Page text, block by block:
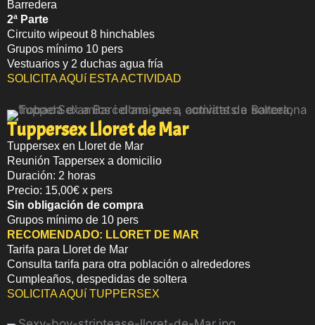
Barredera
2ª Parte
Circuito wipeout 8 hinchables
Grupos mínimo 10 pers
Vestuarios y 2 duchas agua fría
SOLICITA AQUí ESTA ACTIVIDAD
Tuppersex Lloret de Mar
Tuppersex en Lloret de Mar
Reunión Tappersex a domicilio
Duración: 2 horas
Precio: 15,00€ x pers
Sin obligación de compra
Grupos mínimo de 10 pers
RECOMENDADO: LLORET DE MAR
Tarifa para Lloret de Mar
Consulta tarifa para otra población o alrededores
Cumpleaños, despedidas de soltera
SOLICITA AQUí TUPPERSEX